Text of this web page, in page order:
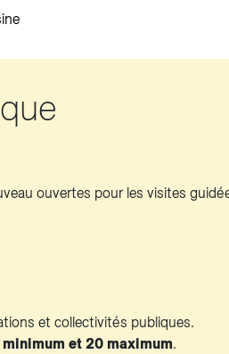
ouvertes pour les visites
et collectivités publiques.
minimum et 20 maximum.